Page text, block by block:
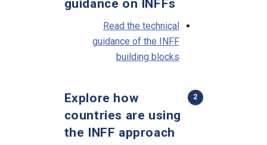
guidance on INFFs
Read the technical
guidance of the INFF
building blocks
2
Explore how
countries are using
the INFF approach